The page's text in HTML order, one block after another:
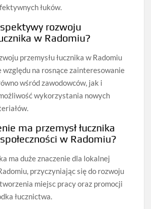
łuków.
rozwoju
w Radomiu?
przemysłu łucznika w Radomiu
względu na rosnące zainteresowanie
wśród zawodowców, jak i
wykorzystania nowych
ma przemysł łucznika
w Radomiu?
ma duże znaczenie dla lokalnej
przyczyniając się do rozwoju
miejsc pracy oraz promocji
łucznictwa.